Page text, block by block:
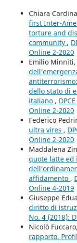
Chiara
first Inter-
torture and
community ,
Online 2-2020
Emilio Minniti,
dello stato di
italiano ,
Online 2-2020
Federico
ultra vires ,
Online 2-2020
Maddalena
quote latte ed
affidamento ,
Online 4-2019
Giuseppe
diritto di
No. 4 (2018):
Nicolò Fuccaro,
rapporto.